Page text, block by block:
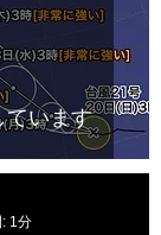
ています
1分